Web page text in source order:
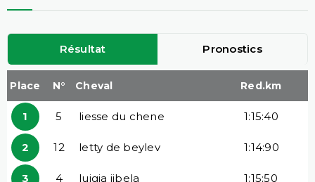
Résultat Pronostics
Place N° Cheval Red.km
1 5 liesse du chene 1:15:40
2 12 letty de beylev 1:14:90
3 4 luigia jibela 1:15:50